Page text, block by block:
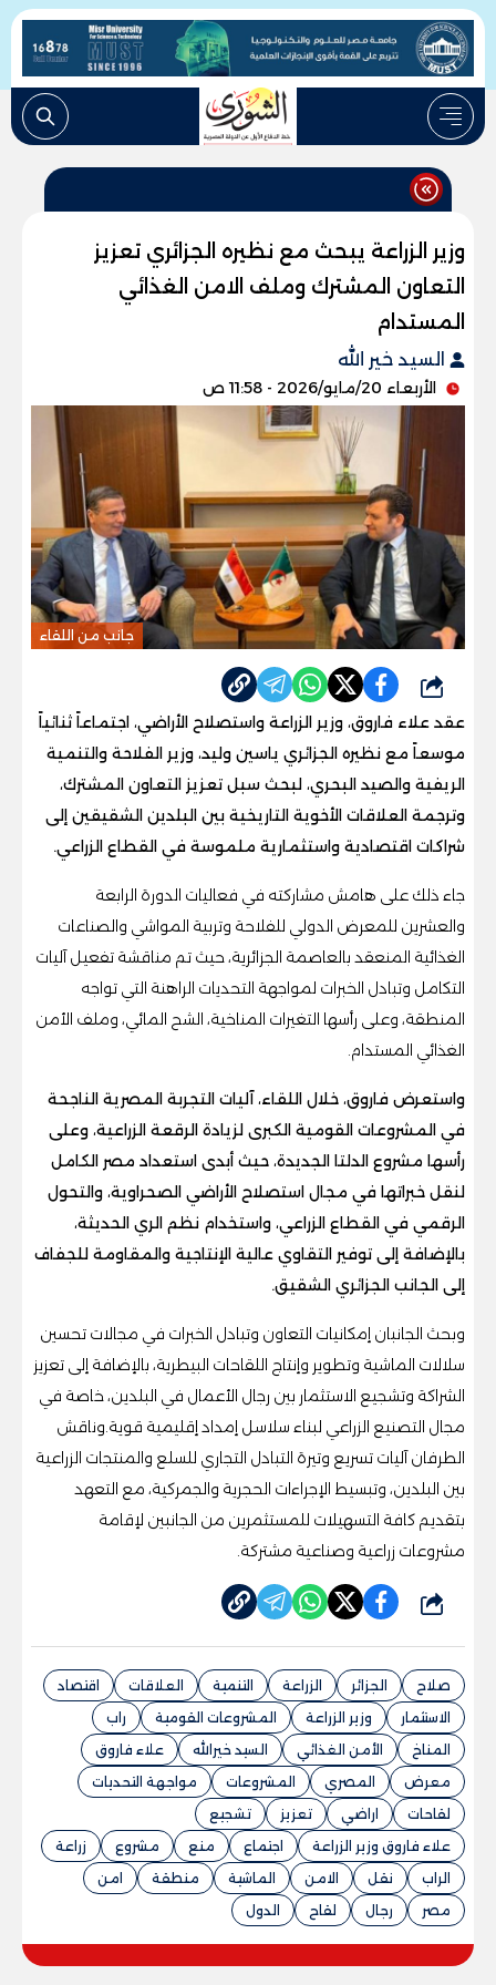
وزير الزراعة يبحث مع نظيره الجزائري تعزيز
التعاون المشترك وملف الامن الغذائي
المستدام
السيد خير الله
الأربعاء 20/مايو/2026 - 11:58 ص
جانب من اللقاء
شارك
عقد علاء فاروق، وزير الزراعة واستصلاح الأراضي، اجتماعاً ثنائياً
موسعاً مع نظيره الجزائري ياسين وليد، وزير الفلاحة والتنمية
الريفية والصيد البحري، لبحث سبل تعزيز التعاون المشترك،
وترجمة العلاقات الأخوية التاريخية بين البلدين الشقيقين إلى
شراكات اقتصادية واستثمارية ملموسة في القطاع الزراعي.
جاء ذلك على هامش مشاركته في فعاليات الدورة الرابعة
والعشرين للمعرض الدولي للفلاحة وتربية المواشي والصناعات
الغذائية المنعقد بالعاصمة الجزائرية، حيث تم مناقشة تفعيل آليات
التكامل وتبادل الخبرات لمواجهة التحديات الراهنة التي تواجه
المنطقة، وعلى رأسها التغيرات المناخية، الشح المائي، وملف الأمن
الغذائي المستدام.
واستعرض فاروق، خلال اللقاء، آليات التجربة المصرية الناجحة
في المشروعات القومية الكبرى لزيادة الرقعة الزراعية، وعلى
رأسها مشروع الدلتا الجديدة، حيث أبدى استعداد مصر الكامل
لنقل خبراتها في مجال استصلاح الأراضي الصحراوية، والتحول
الرقمي في القطاع الزراعي، واستخدام نظم الري الحديثة،
بالإضافة إلى توفير التقاوي عالية الإنتاجية والمقاومة للجفاف
إلى الجانب الجزائري الشقيق.
وبحث الجانبان إمكانيات التعاون وتبادل الخبرات في مجالات تحسين
سلالات الماشية وتطوير وإنتاج اللقاحات البيطرية، بالإضافة إلى تعزيز
الشراكة وتشجيع الاستثمار بين رجال الأعمال في البلدين، خاصة في
مجال التصنيع الزراعي لبناء سلاسل إمداد إقليمية قوية.وناقش
الطرفان آليات تسريع وتيرة التبادل التجاري للسلع والمنتجات الزراعية
بين البلدين، وتبسيط الإجراءات الحجرية والجمركية، مع التعهد
بتقديم كافة التسهيلات للمستثمرين من الجانبين لإقامة
مشروعات زراعية وصناعية مشتركة.
شارك
صلاح الجزائر الزراعة التنمية العلاقات
اقتصاد
الاستثمار
وزير الزراعة المشروعات القومية
راب
المناخ
الأمن الغذائي السيد خيرالله
علاء فاروق
معرض
المصري المشروعات
مواجهة التحديات
لقاحات
اراضي تعزيز
تشجيع
علاء فاروق وزير الزراعة
اجتماع منع مشروع
زراعة
الراب
نقل الامن الماشية منطقة
امن
مصر
رجال لقاح الدول